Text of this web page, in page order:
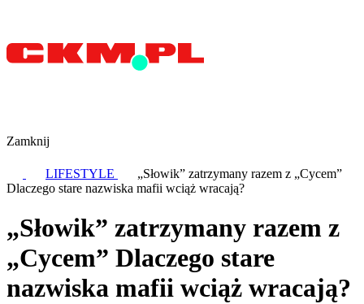
Zamknij
LIFESTYLE
„Słowik” zatrzymany razem z „Cycem”
Dlaczego stare nazwiska mafii wciąż wracają?
„Słowik” zatrzymany razem z
„Cycem” Dlaczego stare
nazwiska mafii wciąż wracają?